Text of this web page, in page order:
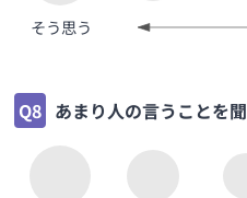
そう思う
Q8 あまり人の言うことを